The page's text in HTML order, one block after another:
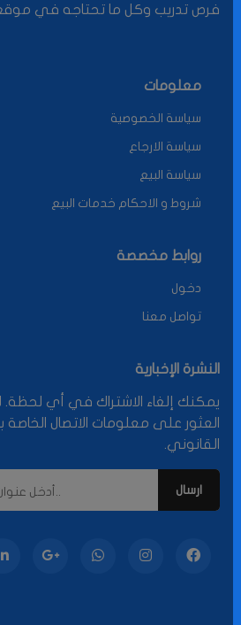
فرص تدريب وكل ما تحتاجه في موقع
معلومات
سياسة الخصوصية
سياسة الارجاع
سياسة البيع
شروط و الاحكام خدمات البيع
روابط مخصصة
دخول
تواصل معنا
النشرة الإخبارية
يمكنك إلغاء الاشتراك في أي لحظة.
العثور على معلومات الاتصال الخاصة
القانوني.